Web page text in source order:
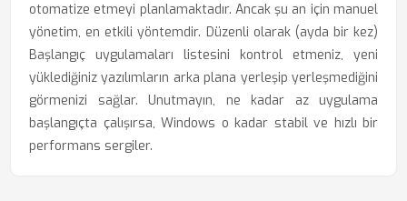
otomatize etmeyi planlamaktadır. Ancak şu an için manuel
yönetim, en etkili yöntemdir. Düzenli olarak (ayda bir kez)
Başlangıç uygulamaları listesini kontrol etmeniz, yeni
yüklediğiniz yazılımların arka plana yerleşip yerleşmediğini
görmenizi sağlar. Unutmayın, ne kadar az uygulama
başlangıçta çalışırsa, Windows o kadar stabil ve hızlı bir
performans sergiler.